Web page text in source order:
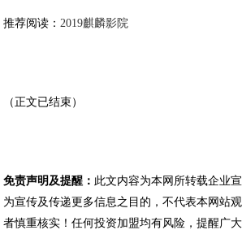
推荐阅读：2019麒麟影院
（正文已结束）
免责声明及提醒： 此文内容为本网所转载企业
为宣传及传递更多信息之目的，不代表本网站
者慎重核实！任何投资加盟均有风险，提醒广